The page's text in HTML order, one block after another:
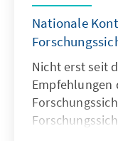
Nationale
Nicht erst seit
Empfehlungen